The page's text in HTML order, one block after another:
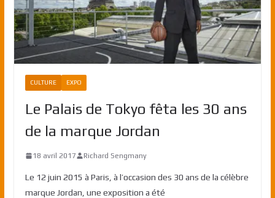
CULTURE EXPO
Le Palais de Tokyo fêta les 30 ans
de la marque Jordan
18 avril 2017 Richard Sengmany
Le 12 juin 2015 à Paris, à l’occasion des 30 ans de la célèbre
marque Jordan, une exposition a été